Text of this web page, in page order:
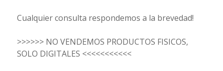
Cualquier consulta respondemos a la brevedad!
>>>>>> NO VENDEMOS PRODUCTOS FISICOS,
SOLO DIGITALES <<<<<<<<<<<